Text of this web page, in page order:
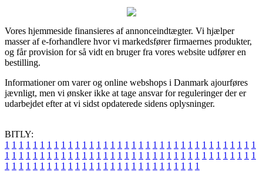
Vores hjemmeside finansieres af annonceindtægter. Vi hjælper
masser af e-forhandlere hvor vi markedsfører firmaernes produkter,
og får provision for så vidt en bruger fra vores website udfører en
bestilling.
Informationer om varer og online webshops i Danmark ajourføres
jævnligt, men vi ønsker ikke at tage ansvar for reguleringer der er
udarbejdet efter at vi sidst opdaterede sidens oplysninger.
BITLY:
1 1 1 1 1 1 1 1 1 1 1 1 1 1 1 1 1 1 1 1 1 1 1 1 1 1 1 1 1 1 1 1 1 1 1 1
1 1 1 1 1 1 1 1 1 1 1 1 1 1 1 1 1 1 1 1 1 1 1 1 1 1 1 1 1 1 1 1 1 1 1 1
1 1 1 1 1 1 1 1 1 1 1 1 1 1 1 1 1 1 1 1 1 1 1 1 1 1 1 1